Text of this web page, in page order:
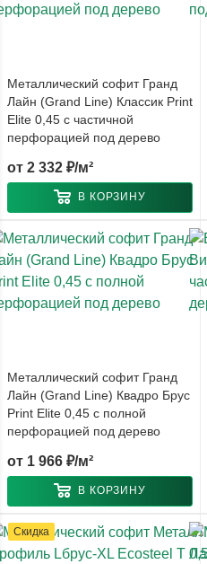
Металлический софит Гранд
Лайн (Grand Line) Классик Print
Elite 0,45 с частичной
перфорацией под дерево
от 2 332 ₽/м²
В КОРЗИНУ
Металлический софит Гранд
Лайн (Grand Line) Квадро Брус
Print Elite 0,45 с полной
перфорацией под дерево
от 1 966 ₽/м²
В КОРЗИНУ
Скидка